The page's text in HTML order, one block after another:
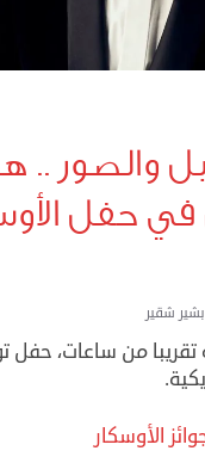
والصور ..
في حفل
بشير شقير
تقريبا من ساعات، حفل
الأوسكار